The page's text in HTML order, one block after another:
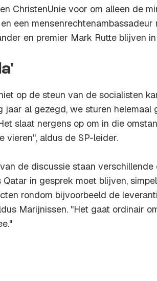
ChristenUnie voor om alleen de
een
en premier Mark Rutte blijven
op de steun van de socialisten
jaar al gezegd, we sturen helemaal
slaat nergens op om in die
vieren", aldus de SP-leider.
de discussie staan verschillende
in gesprek moet blijven,
rondom bijvoorbeeld de
Marijnissen. "Het gaat ordinair